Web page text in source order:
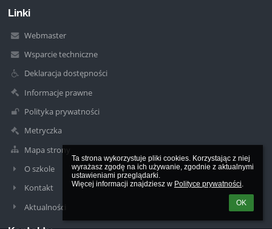
Ta strona wykorzystuje pliki cookies. Korzystając z niej
wyrażasz zgodę na ich używanie, zgodnie z aktualnymi
ustawieniami przeglądarki.
Więcej informacji znajdziesz w Polityce prywatności.
OK
Linki
Webmaster
Wsparcie techniczne
Deklaracja dostępności
Informacje prawne
Polityka prywatności
Metryczka
Mapa strony
O szkole
Kontakt
Aktualności